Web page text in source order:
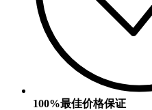
100%最佳价格保证